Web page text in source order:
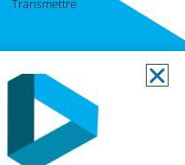
Transmettre
Sécuriser
Charte informatique
Plan de reprise d'activité
Classifier